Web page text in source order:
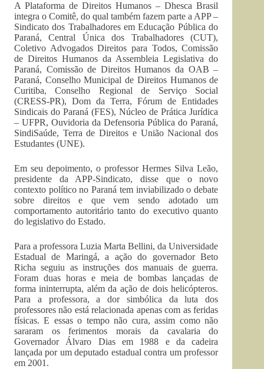
A Plataforma de Direitos Humanos – Dhesca Brasil
integra o Comitê, do qual também fazem parte a APP –
Sindicato dos Trabalhadores em Educação Pública do
Paraná, Central Única dos Trabalhadores (CUT),
Coletivo Advogados Direitos para Todos, Comissão
de Direitos Humanos da Assembleia Legislativa do
Paraná, Comissão de Direitos Humanos da OAB –
Paraná, Conselho Municipal de Direitos Humanos de
Curitiba, Conselho Regional de Serviço Social
(CRESS-PR), Dom da Terra, Fórum de Entidades
Sindicais do Paraná (FES), Núcleo de Prática Jurídica
– UFPR, Ouvidoria da Defensoria Pública do Paraná,
SindiSaúde, Terra de Direitos e União Nacional dos
Estudantes (UNE).
Em seu depoimento, o professor Hermes Silva Leão,
presidente da APP-Sindicato, disse que o novo
contexto político no Paraná tem inviabilizado o debate
sobre direitos e que vem sendo adotado um
comportamento autoritário tanto do executivo quanto
do legislativo do Estado.
Para a professora Luzia Marta Bellini, da Universidade
Estadual de Maringá, a ação do governador Beto
Richa seguiu as instruções dos manuais de guerra.
Foram duas horas e meia de bombas lançadas de
forma ininterrupta, além da ação de dois helicópteros.
Para a professora, a dor simbólica da luta dos
professores não está relacionada apenas com as feridas
físicas. E essas o tempo não cura, assim como não
sararam os ferimentos morais da cavalaria do
Governador Álvaro Dias em 1988 e da cadeira
lançada por um deputado estadual contra um professor
em 2001.